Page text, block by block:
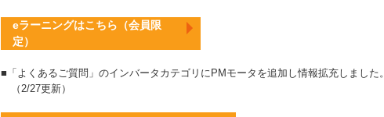
eラーニングはこちら（会員限
定）
■「よくあるご質問」のインバータカテゴリにPMモータを追加し情報拡充しました。
（2/27更新）